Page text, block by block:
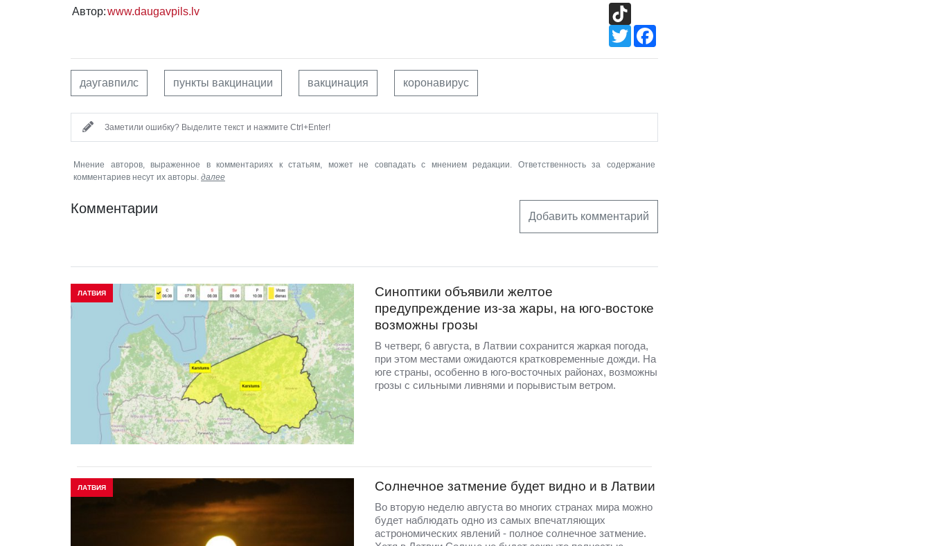
Автор:www.daugavpils.lv
TikTok
TwitterFacebook
даугавпилс пункты вакцинации вакцинация коронавирус
Заметили ошибку? Выделите текст и нажмите Ctrl+Enter!
Мнение авторов, выраженное в комментариях к статьям, может не совпадать с мнением редакции. Ответственность за содержание
комментариев несут их авторы. далее
Комментарии
Добавить комментарий
ЛАТВИЯ
Синоптики объявили желтое
предупреждение из-за жары, на юго-востоке
возможны грозы
В четверг, 6 августа, в Латвии сохранится жаркая погода,
при этом местами ожидаются кратковременные дожди. На
юге страны, особенно в юго-восточных районах, возможны
грозы с сильными ливнями и порывистым ветром.
ЛАТВИЯ Солнечное затмение будет видно и в Латвии
Во вторую неделю августа во многих странах мира можно
будет наблюдать одно из самых впечатляющих
астрономических явлений - полное солнечное затмение.